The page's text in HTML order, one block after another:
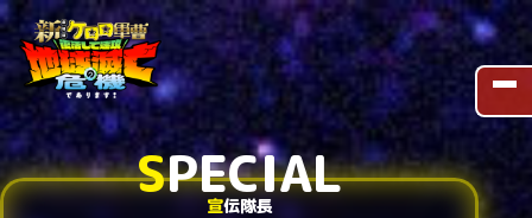
SPECIAL
宣伝隊長